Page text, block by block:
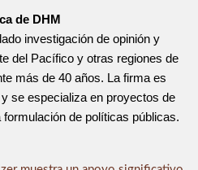
de DHM
investigación de opinión y
del Pacífico y otras regiones de
más de 40 años. La firma es
se especializa en proyectos de
de políticas públicas.